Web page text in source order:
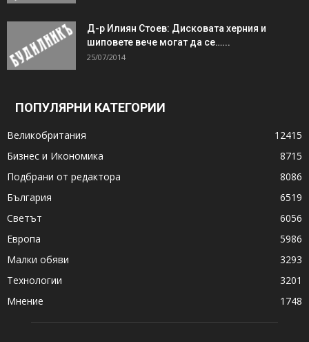
Д-р Илиян Стоев: Дисковата херния и
шиповете вече могат да се…...
25/07/2014
ПОПУЛЯРНИ КАТЕГОРИИ
Великобритания
12415
Бизнес и Икономика
8715
Подбрани от редактора
8086
България
6519
Светът
6056
Европа
5986
Малки обяви
3293
Технологии
3201
Мнение
1748